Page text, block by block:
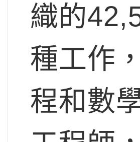
織的
種工作
程和數